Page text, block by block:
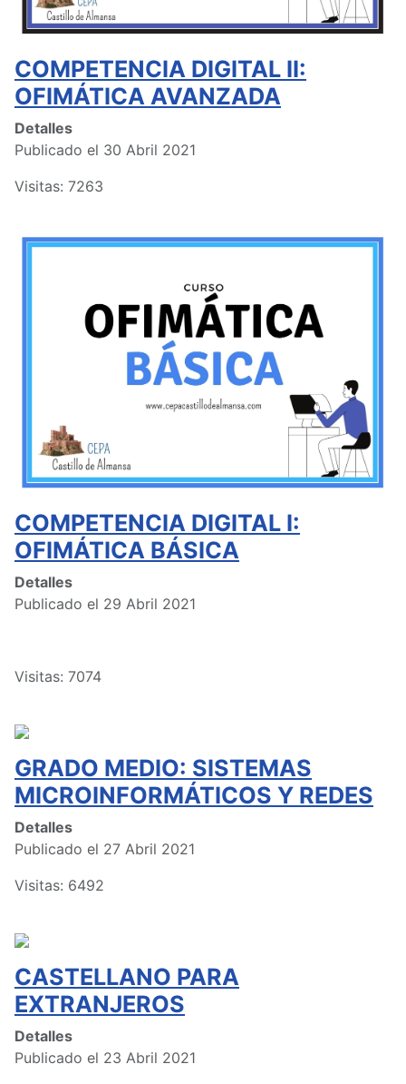
COMPETENCIA DIGITAL II:
OFIMÁTICA AVANZADA
Detalles
Publicado el 30 Abril 2021
Visitas: 7263
COMPETENCIA DIGITAL I:
OFIMÁTICA BÁSICA
Detalles
Publicado el 29 Abril 2021
Visitas: 7074
GRADO MEDIO: SISTEMAS
MICROINFORMÁTICOS Y REDES
Detalles
Publicado el 27 Abril 2021
Visitas: 6492
CASTELLANO PARA
EXTRANJEROS
Detalles
Publicado el 23 Abril 2021